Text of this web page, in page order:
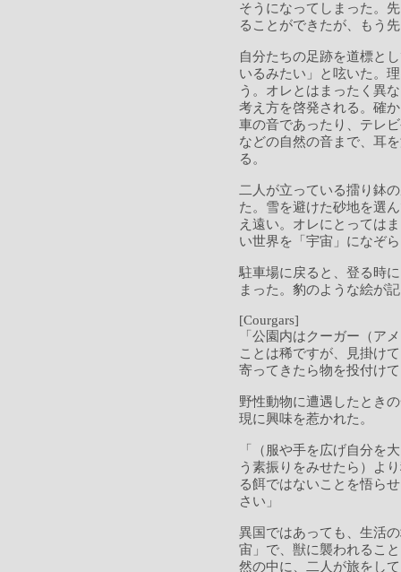
そうになってしまった。
ることができたが、もう
自分たちの足跡を道標と
いるみたい」と呟いた。
う。オレとはまったく異
考え方を啓発される。確
車の音であったり、テレ
などの自然の音まで、耳
る。
二人が立っている擂り鉢
た。雪を避けた砂地を選
え遠い。オレにとっては
い世界を「宇宙」になぞ
駐車場に戻ると、登る時
まった。豹のような絵が
[Courgars]
「公園内はクーガー（ア
ことは稀ですが、見掛け
寄ってきたら物を投付け
野性動物に遭遇したとき
現に興味を惹かれた。
「（服や手を広げ自分を
う素振りをみせたら）よ
る餌ではないことを悟ら
さい」
異国ではあっても、生活
宙」で、獣に襲われるこ
然の中に、二人が旅をし